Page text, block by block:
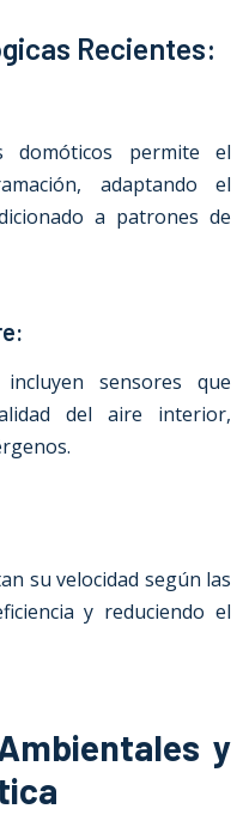
Recientes:
domóticos permite el
adaptando el
a patrones de
sensores que
del aire interior,
su velocidad según las
y reduciendo el
y